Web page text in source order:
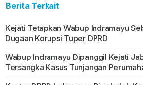
Berita Terkait
Kejati Tetapkan Wabup Indramayu
Dugaan Korupsi Tuper DPRD
Wabup Indramayu Dipanggil Kejati
Tersangka Kasus Tunjangan